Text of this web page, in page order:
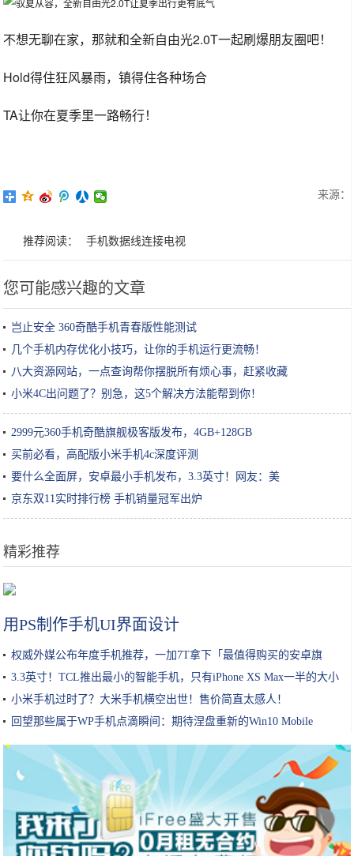
不想无聊在家，那就和全新自由光2.0T一起刷爆朋友圈吧！
Hold得住狂风暴雨，镇得住各种场合
TA让你在夏季里一路畅行！
来源：
推荐阅读： 手机数据线连接电视
您可能感兴趣的文章
岂止安全 360奇酷手机青春版性能测试
几个手机内存优化小技巧，让你的手机运行更流畅！
八大资源网站，一点查询帮你摆脱所有烦心事，赶紧收藏
小米4C出问题了？别急，这5个解决方法能帮到你！
2999元360手机奇酷旗舰极客版发布，4GB+128GB
买前必看，高配版小米手机4c深度评测
要什么全面屏，安卓最小手机发布，3.3英寸！网友：美
京东双11实时排行榜 手机销量冠军出炉
精彩推荐
用PS制作手机UI界面设计
权威外媒公布年度手机推荐，一加7T拿下「最值得购买的安卓旗
舰」
3.3英寸！TCL推出最小的智能手机，只有iPhone XS Max一半的大小
小米手机过时了？大米手机横空出世！售价简直太感人！
回望那些属于WP手机点滴瞬间：期待涅盘重新的Win10 Mobile